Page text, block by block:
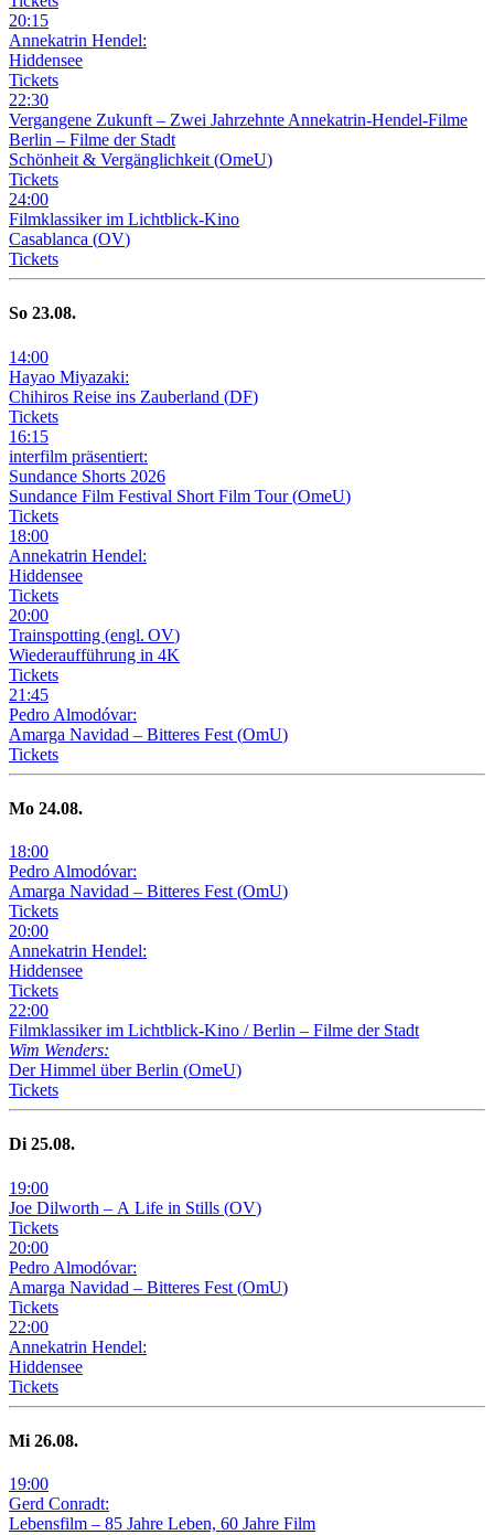
20:15
Annekatrin Hendel:
Hiddensee
Tickets
22:30
Vergangene Zukunft – Zwei Jahrzehnte Annekatrin-Hendel-Filme
Berlin – Filme der Stadt
Schönheit & Vergänglichkeit (OmeU)
Tickets
24:00
Filmklassiker im Lichtblick-Kino
Casablanca (OV)
Tickets
So 23.08.
14:00
Hayao Miyazaki:
Chihiros Reise ins Zauberland (DF)
Tickets
16:15
interfilm präsentiert:
Sundance Shorts 2026
Sundance Film Festival Short Film Tour(OmeU)
Tickets
18:00
Annekatrin Hendel:
Hiddensee
Tickets
20:00
Trainspotting (engl. OV)
Wiederaufführung in 4K
Tickets
21 :45
Pedro Almodóvar:
Amarga Navidad – Bitteres Fest (OmU)
Tickets
Mo 24.08.
18:00
Pedro Almodóvar:
Amarga Navidad – Bitteres Fest (OmU)
Tickets
20:00
Annekatrin Hendel:
Hiddensee
Tickets
22:00
Filmklassiker im Lichtblick-Kino /Berlin – Filme der Stadt
Wim Wenders:
Der Himmel über Berlin (OmeU)
Tickets
Di25.08.
19:00
Joe Dilworth – A Life in Stills (OV)
Tickets
20:00
Pedro Almodóvar:
Amarga Navidad – Bitteres Fest (OmU)
Tickets
22:00
Annekatrin Hendel:
Hiddensee
Tickets
Mi 26.08.
19:00
Gerd Conradt:
Lebensfilm – 85 Jahre Leben, 60 Jahre Film